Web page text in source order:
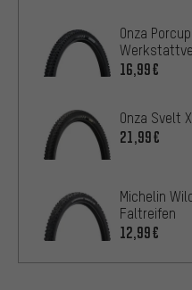
Onza
16,99€
Onza Svelt
21,99€
Michelin
Faltreifen
12,99€